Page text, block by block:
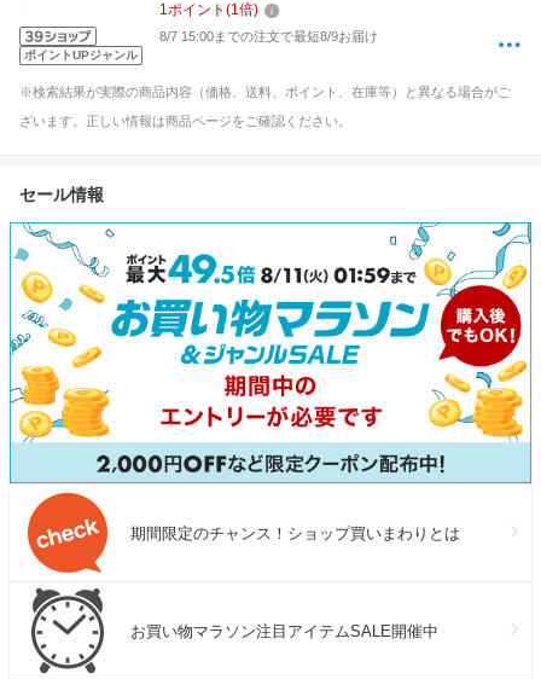
ポイントUPジャンル
1ポイント (1倍)
8/7 15:00までの注文で最短8/9お届け
※検索結果が実際の商品内容（価格、送料、ポイント、在庫等）と異なる場合がご
ざいます。正しい情報は商品ページをご確認ください。
セール情報
期間限定のチャンス！ショップ買いまわりとは
お買い物マラソン注目アイテムSALE開催中